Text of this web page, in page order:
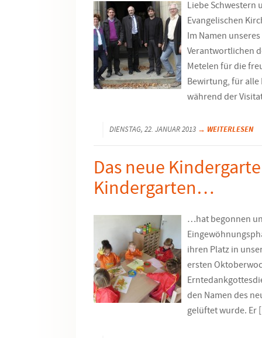
Liebe Schwestern
Evangelischen
Im Namen
Verantwortlichen
Metelen für die
Bewirtung, für alle
während der
DIENSTAG, 22. JANUAR 2013 → WEITERLESEN
Das neue
Kindergarten…
…hat begonnen
ihren Platz in
ersten
den Namen des
gelüftet wurde. Er